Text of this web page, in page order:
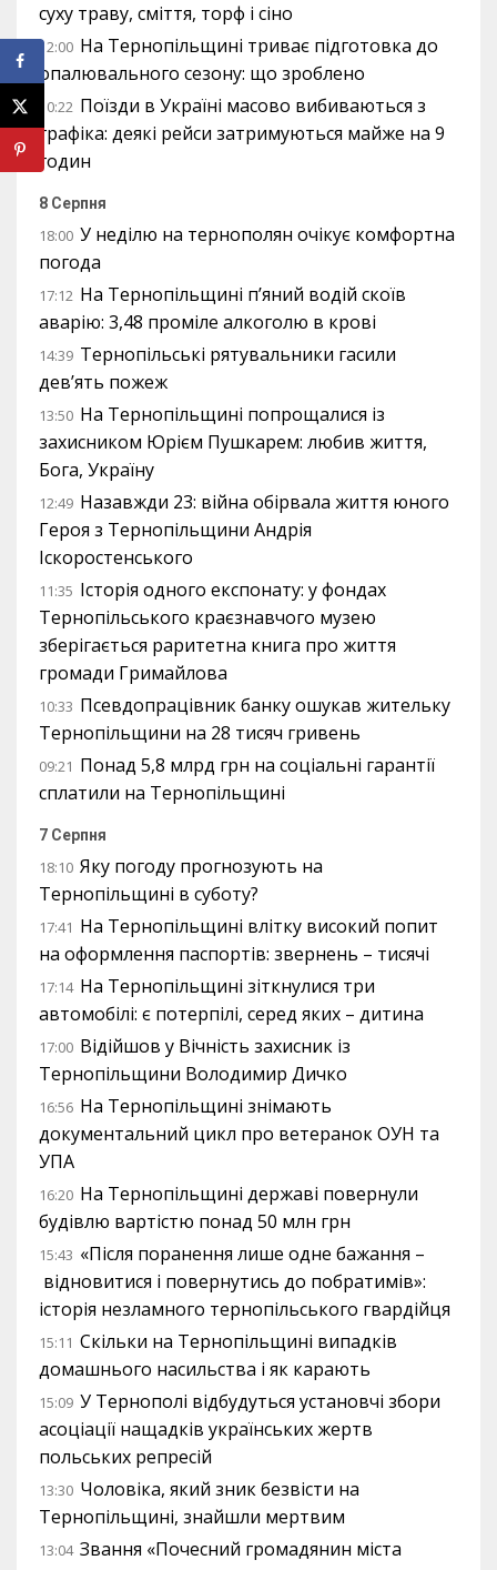
суху траву, сміття, торф і сіно
12:00 На Тернопільщині триває підготовка до
опалювального сезону: що зроблено
10:22 Поїзди в Україні масово вибиваються з
графіка: деякі рейси затримуються майже на 9
годин
8 Серпня
18:00 У неділю на тернополян очікує комфортна
погода
17:12 На Тернопільщині п’яний водій скоїв
аварію: 3,48 проміле алкоголю в крові
14:39 Тернопільські рятувальники гасили
дев’ять пожеж
13:50 На Тернопільщині попрощалися із
захисником Юрієм Пушкарем: любив життя,
Бога, Україну
12:49 Назавжди 23: війна обірвала життя юного
Героя з Тернопільщини Андрія
Іскоростенського
11:35 Історія одного експонату: у фондах
Тернопільського краєзнавчого музею
зберігається раритетна книга про життя
громади Гримайлова
10:33 Псевдопрацівник банку ошукав жительку
Тернопільщини на 28 тисяч гривень
09:21 Понад 5,8 млрд грн на соціальні гарантії
сплатили на Тернопільщині
7 Серпня
18:10 Яку погоду прогнозують на
Тернопільщині в суботу?
17:41 На Тернопільщині влітку високий попит
на оформлення паспортів: звернень – тисячі
17:14 На Тернопільщині зіткнулися три
автомобілі: є потерпілі, серед яких – дитина
17:00 Відійшов у Вічність захисник із
Тернопільщини Володимир Дичко
16:56 На Тернопільщині знімають
документальний цикл про ветеранок ОУН та
УПА
16:20 На Тернопільщині державі повернули
будівлю вартістю понад 50 млн грн
15:43 «Після поранення лише одне бажання –
відновитися і повернутись до побратимів»:
історія незламного тернопільського гвардійця
15:11 Скільки на Тернопільщині випадків
домашнього насильства і як карають
15:09 У Тернополі відбудуться установчі збори
асоціації нащадків українських жертв
польських репресій
13:30 Чоловіка, який зник безвісти на
Тернопільщині, знайшли мертвим
13:04 Звання «Почесний громадянин міста